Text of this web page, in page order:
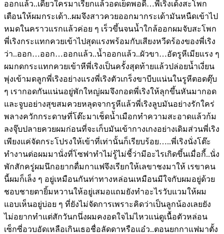
ออกแล้ว..เดี๋ยวใครมาเรียกแล้วอดเย็ดพอดี…พี่เริงเด้งสะโพก
เตือนให้ผมกระเด้า..ผมจึงสาวควยออกมากระเด้ามันหนืดเข้าไป
หมดในคราวแรกแล้วค่อย ๆ เร็วขึ้นจนน้ำใกล้ออกผมจับสะโพก
พี่เริงกระแทกควยเข้าไปสุดแรงพร้อมกับเสียงหวีดร้องของพี่เริง
ว่า..ออก…ออก…ออกแล้ว..น้ำออกแล้ว..ผัวขา…อัดรูหีเมียแรง ๆ
ผมกดกระแทกควยเข้าหีพี่เริงเป็นครั้งสุดท้ายแล้วปล่อยน้ำเงี่ยน
พุ่งเข้ามดลูกพี่เริงอย่างแรงพี่เริงตัวเกร็งขาบีบแน่นในรูหีตอดตุ๊บ
ๆ เรากอดกันแน่นอยู่พักใหญ่ผมจึงกอดพี่เริงให้ลุกขึ้นหันมากอด
และจูบอย่างสุขสมควยหลุดจากรูหีแล้วพี่เริงลูบมันอย่างรักใคร่
พลางควักกระดาษที่โต๊ะมาเช็ดน้ำเมือกทำความสะอาดแล้วก้ม
ลงจุ๊บปลายควยผมก่อนที่จะเก็บมันเข้ากางเกงอย่างเดิมส่วนพี่เริง
เพียงแค่จัดกระโปรงให้เข้าที่เท่านั้นก็เรียบร้อย…..พี่เริงนั่งโต๊ะ
ทำงานต่อผมมานั่งที่โซฟาทำไม่รู้ไม่ชี้ว่ามีอะไรเกิดขึ้นเมื่อกี้..นั่ง
พักสักครู่ผมนึกอยากดื่มกาแฟจึงเรียกให้เลขาชงมาให้ เรขาคน
นี้ผมก็เล็ง ๆ อยู่เหมือนกันท่าทางหล่อนเหมือนมีใจกับผมอยู่ด้วย
ชอบชายตายิ้มหวานให้อยู่เสมอแถมยังทำอะไรวับแวมให้ผม
แอบเห็นอยู่บ่อย ๆ ที่ยังไม่จัดการเพราะคิดว่าเป็นลูกน้องเลยยัง
ไม่อยากทำแต่สักวันกนึ่งผมคงอดใจไม่ไหวแน่ดูเนื้อตัวหล่อน
เซ็กซี่อวบอัดเหลือเกินเธอชื่อลัดดาหรือแอ๋ว..ตอนยกกาแฟมาตั้ง